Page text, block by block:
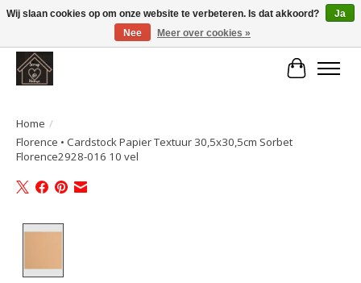
Large selection of products and fast shipping!
Home /
Florence • Cardstock Papier Textuur 30,5x30,5cm Sorbet
Florence2928-016 10 vel
Wij slaan cookies op om onze website te verbeteren. Is dat akkoord?
Ja
Nee
Meer over cookies »